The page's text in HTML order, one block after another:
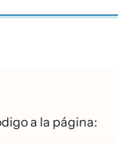
a la página: